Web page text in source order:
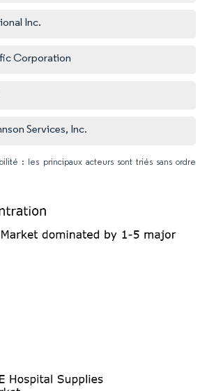
Inc.
Corporation
Services, Inc.
: les principaux acteurs sont triés sans ordre